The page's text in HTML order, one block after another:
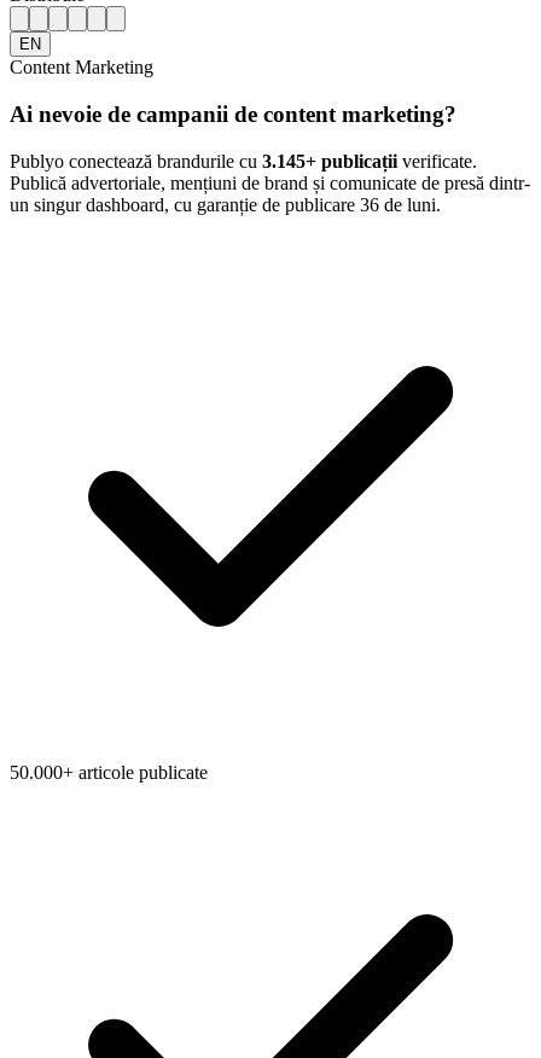
EN
Content Marketing
Ai nevoie de campanii de content marketing?
Publyo conectează brandurile cu 3.145+ publicații verificate.
Publică advertoriale, mențiuni de brand și comunicate de presă dintr-
un singur dashboard, cu garanție de publicare 36 de luni.
50.000+ articole publicate